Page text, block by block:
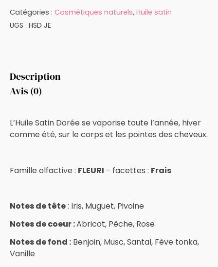
UGS : HSD JE
Catégories : Cosmétiques naturels, Huile satin
Description
Avis (0)
L’Huile Satin Dorée se vaporise toute l’année, hiver
comme été, sur le corps et les pointes des cheveux.
Famille olfactive : FLEURI - facettes : Frais
Notes de tête: Iris, Muguet, Pivoine
Notes de coeur :Abricot, Pêche, Rose
Notes de fond : Benjoin, Musc, Santal, Fève tonka,
Vanille